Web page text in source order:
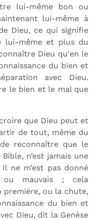
lui-même bon ou
lui-même à
Dieu, ce qui signifie
lui-même et plus du
Dieu qu'en le
du bien et
avec Dieu.
le bien et le mal que
que Dieu peut et
de tout, même du
reconnaître que le
n’est jamais une
ne m’est pas donné
ou mauvais ; cela
première, ou la chute,
du bien et
Dieu, dit la Genèse